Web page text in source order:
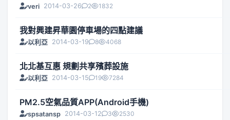
veri 2014-03-26 2 1832
我對興建昇華園停車場的四點建議
以利亞 2014-03-19 8 4068
北北基互惠 規劃共享殯葬設施
以利亞 2014-03-15 19 7284
PM2.5空氣品質APP(Android手機)
spsatansp 2014-03-12 3 2530